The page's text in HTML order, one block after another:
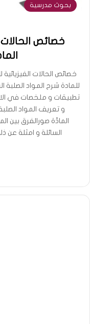
بحوث مدرسية
خصائص الحالات
خصائص الحالات
للمادة شرح المواد الصلبة
و تعريف المواد
السائلة و امثلة عن